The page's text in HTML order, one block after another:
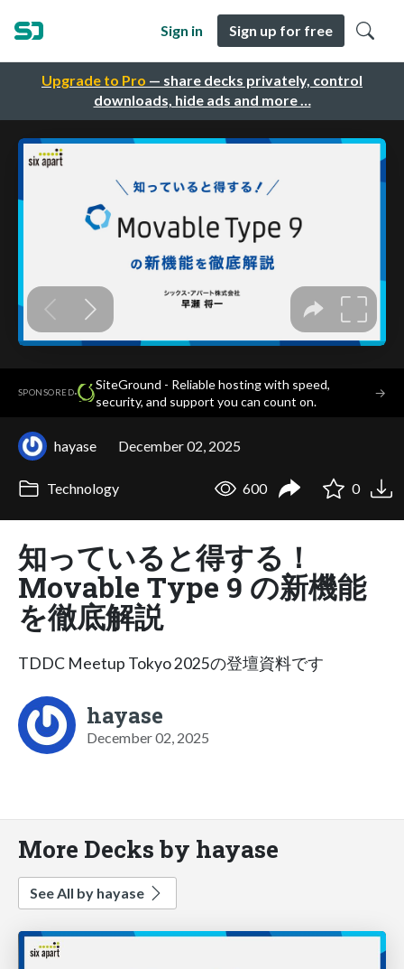
Upgrade to Pro — share decks privately, control
downloads, hide ads and more …
Sign in Sign up for free
SPONSORED·
SiteGround - Reliable hosting with speed,
security, and support you can count on.
→
hayase December 02, 2025
Technology 600 0
知っていると得する！
Movable Type 9 の新機能
を徹底解説
TDDC Meetup Tokyo 2025の登壇資料です
hayase
December 02, 2025
More Decks by hayase
See All by hayase